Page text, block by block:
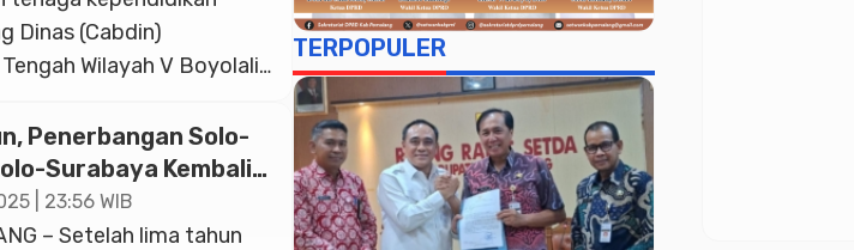
Dinas (Cabdin)
Wilayah V Boyolali-
Sabtu pagi, 9 Mei
dan bergembira
V Fun Run 5K untuk
Pendidikan Nasional
Penerbangan Solo-
Surabaya Kembali
| 23:56 WIB
– Setelah lima tahun
TERPOPULER